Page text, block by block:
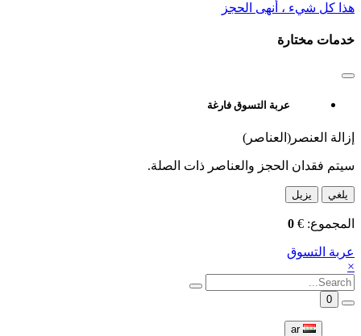
هذا كل شيء ، أنهى الحجز
خدمات مختارة
عربة التسوق فارغة
إزالة العنصر(العناصر)
سيتم فقدان الحجز والعناصر ذات الصلة.
يلغي يزيل
المجموع: €
0
عربة التسوق
×
0
ar